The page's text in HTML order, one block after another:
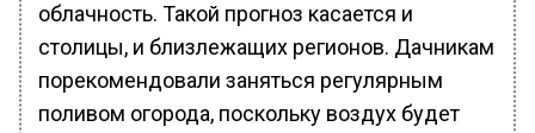
облачность. Такой прогноз касается и
столицы, и близлежащих регионов. Дачникам
порекомендовали заняться регулярным
поливом огорода, поскольку воздух будет